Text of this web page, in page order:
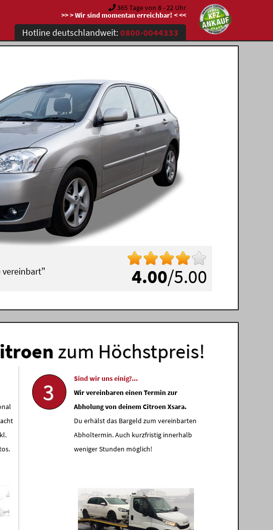
365 Tage von 8 - 22 Uhr
>> > Wir sind momentan erreichbar! < <<
Hotline deutschlandweit:0800-0044333
4.00/5.00
vereinbart"
zum Höchstpreis!
3
Sind wir uns einig?...
Wir vereinbaren einen Termin zur
Abholung von deinem Citroen Xsara.
Du erhälst das Bargeld zum vereinbarten
Abholtermin. Auch kurzfristig innerhalb
weniger Stunden möglich!